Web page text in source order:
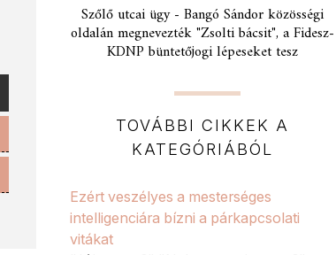
Szőlő utcai ügy - Bangó Sándor közösségi
oldalán megnevezték "Zsolti bácsit", a Fidesz-
KDNP büntetőjogi lépeseket tesz
TOVÁBBI CIKKEK A
KATEGÓRIÁBÓL
Ezért veszélyes a mesterséges
intelligenciára bízni a párkapcsolati
vitákat